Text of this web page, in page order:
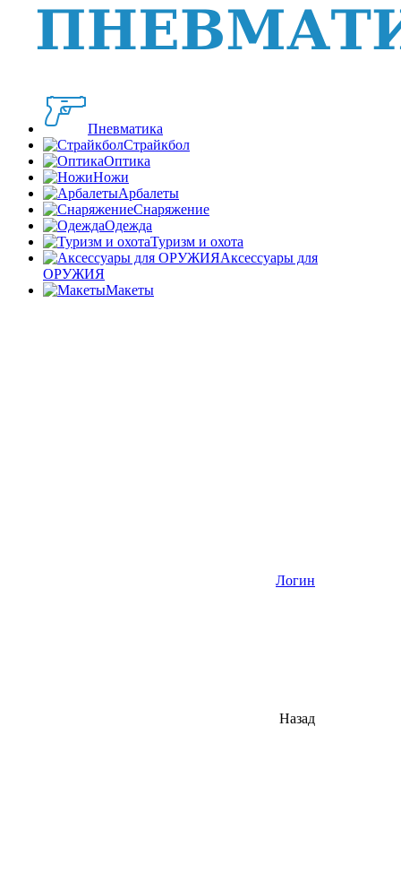
Пневматика
Страйкбол
Оптика
Ножи
Арбалеты
Снаряжение
Одежда
Туризм и охота
Аксессуары для
ОРУЖИЯ
Макеты
Логин
Назад